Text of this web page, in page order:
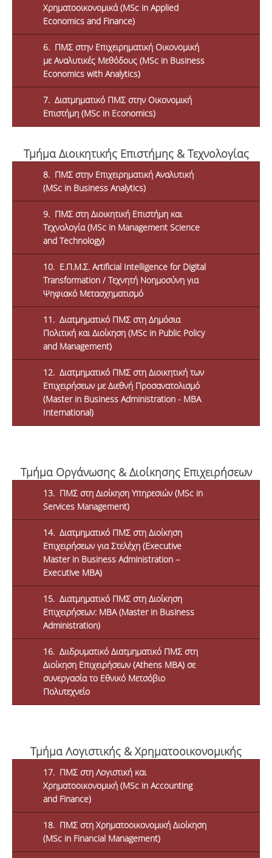
Χρηματοοικονομικά (MSc in Applied
Economics and Finance)
6. ΠΜΣ στην Επιχειρηματική Οικονομική
με Αναλυτικές Μεθόδους (MSc in Business
Economics with Analytics)
7. Διατμηματικό ΠΜΣ στην Οικονομική
Επιστήμη (MSc in Economics)
Τμήμα Διοικητικής Επιστήμης & Τεχνολογίας
8. ΠΜΣ στην Επιχειρηματική Αναλυτική
(MSc in Business Analytics)
9. ΠΜΣ στη Διοικητική Επιστήμη και
Τεχνολογία (MSc in Management Science
and Technology)
10. Ε.Π.Μ.Σ. Artificial Intelligence for Digital
Transformation / Τεχνητή Νοημοσύνη για
Ψηφιακό Μετασχηματισμό
11. Διατμηματικό ΠΜΣ στη Δημόσια
Πολιτική και Διοίκηση (MSc in Public Policy
and Management)
12. Διατμηματικό ΠΜΣ στη Διοικητική των
Επιχειρήσεων με Διεθνή Προσανατολισμό
(Master in Business Administration - MBA
International)
Τμήμα Οργάνωσης & Διοίκησης Επιχειρήσεων
13. ΠΜΣ στη Διοίκηση Υπηρεσιών (MSc in
Services Management)
14. Διατμηματικό ΠΜΣ στη Διοίκηση
Επιχειρήσεων για Στελέχη (Executive
Master in Business Administration –
Executive MBA)
15. Διατμηματικό ΠΜΣ στη Διοίκηση
Επιχειρήσεων: MBA (Master in Business
Administration)
16. Διιδρυματικό Διατμηματικό ΠΜΣ στη
Διοίκηση Επιχειρήσεων (Athens MBA) σε
συνεργασία το Εθνικό Μετσόβιο
Πολυτεχνείο
Τμήμα Λογιστικής & Χρηματοοικονομικής
17. ΠΜΣ στη Λογιστική και
Χρηματοοικονομική (MSc in Accounting
and Finance)
18. ΠΜΣ στη Χρηματοοικονομική Διοίκηση
(MSc in Financial Management)